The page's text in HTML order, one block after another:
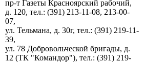
пр-т Газеты Красноярский рабочий,
д. 120, тел.: (391) 213-11-08, 213-00-
07,
ул. Тельмана, д. 30г, тел.: (391) 219-11-
39,
ул. 78 Добровольческой бригады, д.
12 (ТК "Командор"), тел.: (391) 219-